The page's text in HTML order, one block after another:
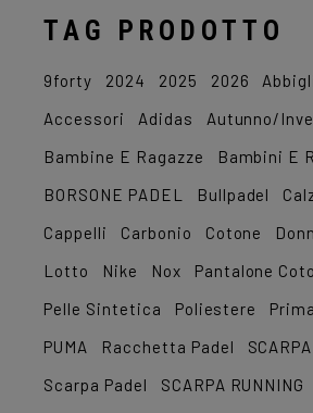
TAG PRODOTTO
9forty 2024 2025 2026
Accessori
Adidas
Autunno/
Bambine E Ragazze
Bambini E
BORSONE PADEL
Bullpadel
Cappelli
Carbonio Cotone
Lotto
Nike Nox
Pantalone
Pelle Sintetica
Poliestere
PUMA
Racchetta Padel
Scarpa Padel
SCARPA RUNNING